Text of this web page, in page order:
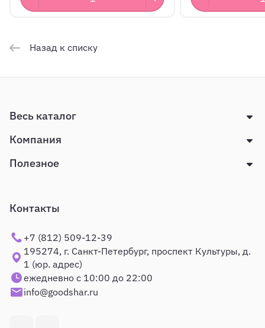
Назад к списку
Весь каталог
Компания
Полезное
Контакты
+7 (812) 509-12-39
195274, г. Санкт-Петербург, проспект Культуры, д.
1 (юр. адрес)
ежедневно с 10:00 до 22:00
info@goodshar.ru